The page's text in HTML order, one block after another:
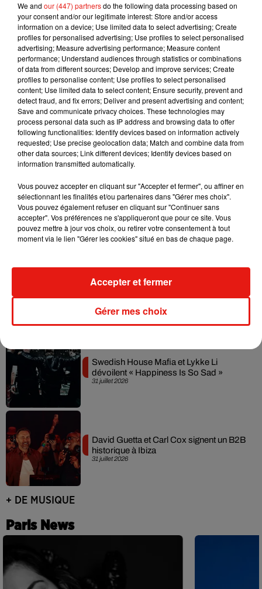
Musique
7 août 2026
RÜFÜS DU SOL annonce un nouvel
album après sa tournée mondiale
7 août 2026
Angèle et Amélie Lens dévoilent leur
collaboration tant attendue
6 août 2026
Il y a 10 ans, DJ Snake changeait de
dimension avec son premier...
Fred again.. et Latin Mafia dévoilent enfin
31 juillet 2026
Swedish House Mafia et Lykke Li
dévoilent « Happiness Is So Sad »
31 juillet 2026
David Guetta et Carl Cox signent un B2B
historique à Ibiza
+ DE MUSIQUE
Paris News
We and our (447) partnersdo the following data processing based on
your consent and/or our legitimate interest: Store and/or access
information on a device; Use limited data to select advertising; Create
profiles for personalised advertising; Use profiles to select personalised
advertising; Measure advertising performance; Measure content
performance; Understand audiences through statistics or combinations
of data from different sources; Develop and improve services; Create
profiles to personalise content; Use profiles to select personalised
content; Use limited data to select content; Ensure security, prevent and
detect fraud, and fix errors; Deliver and present advertising and content;
Save and communicate privacy choices. These technologies may
process personal data such as IP address and browsing data to offer
following functionalities: Identify devices based on information actively
requested; Use precise geolocation data; Match and combine data from
other data sources; Link different devices; Identify devices based on
information transmitted automatically.
Vous pouvez accepter en cliquant sur "Accepter et fermer", ou affiner en
sélectionnant les finalités et/ou partenaires dans "Gérer mes choix".
Vous pouvez également refuser en cliquant sur "Continuer sans
accepter". Vos préférences ne s'appliqueront que pour ce site. Vous
pouvez mettre à jour vos choix, ou retirer votre consentement à tout
moment via le lien "Gérer les cookies" situé en bas de chaque page.
Gérer mes choix
Accepter et fermer